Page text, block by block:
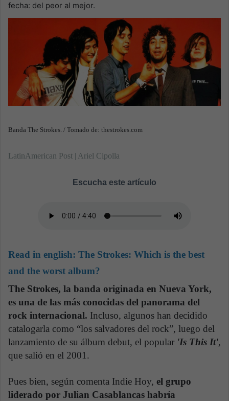
a
l
fecha: del peor al mejor.
Banda The Strokes. / Tomado de: thestrokes.com
LatinAmerican Post | Ariel Cipolla
Escucha este artículo
Read in english: The Strokes: Which is the best
and the worst album?
The Strokes, la banda originada en Nueva York,
es una de las más conocidas del panorama del
rock internacional. Incluso, algunos han decidido
catalogarla como “los salvadores del rock”, luego del
lanzamiento de su álbum debut, el popular 'Is This It',
que salió en el 2001.
Pues bien, según comenta Indie Hoy, el grupo
liderado por Julian Casablancas habría